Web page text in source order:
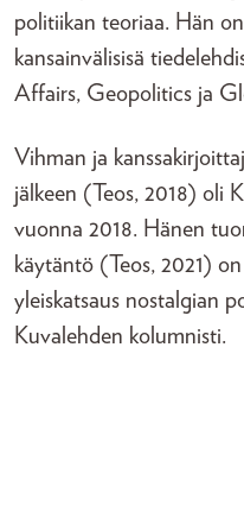
politiikan teoriaa. Hän
kansainvälisisä
Affairs, Geopolitics ja
Vihman ja
jälkeen (Teos, 2018) oli
vuonna 2018. Hänen
käytäntö (Teos, 2021)
yleiskatsaus nostalgian
Kuvalehden kolumnisti.